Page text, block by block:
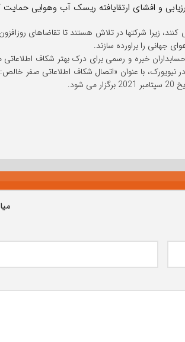
و افشای ارتقایافته ریسک آب وهوایی حمایت
زیرا شرکتها در تلاش هستند تا تقاضاهای
جهانی را براورده سازند.
خبره و رسمی برای درک بهتر شکاف اطلاعاتی
نیویورک، با عنوان «اتصال شکاف اطلاعاتی صفر